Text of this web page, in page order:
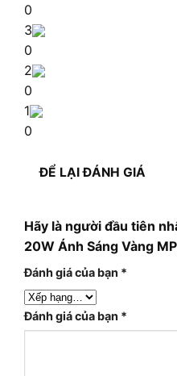
0
3
0
2
0
1
0
ĐỂ LẠI ĐÁNH GIÁ
Hãy là người đầu tiên
20W Ánh Sáng Vàng
Đánh giá của bạn *
Đánh giá của bạn *